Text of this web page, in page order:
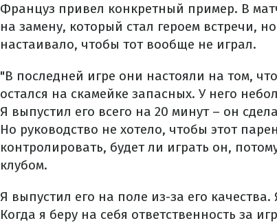
Француз привел конкретный пример. В
на замену, который стал героем встречи,
настаивало, чтобы тот вообще не играл.
"В последней игре они настояли на том,
остался на скамейке запасных. У него
Я выпустил его всего на 20 минут – он
Но руководство не хотело, чтобы этот
контролировать, будет ли играть он,
клубом.
Я выпустил его на поле из-за его
Когда я беру на себя ответственность за